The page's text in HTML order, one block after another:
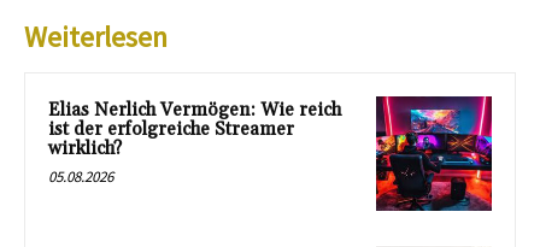
Weiterlesen
Elias Nerlich Vermögen: Wie reich
ist der erfolgreiche Streamer
wirklich?
05.08.2026